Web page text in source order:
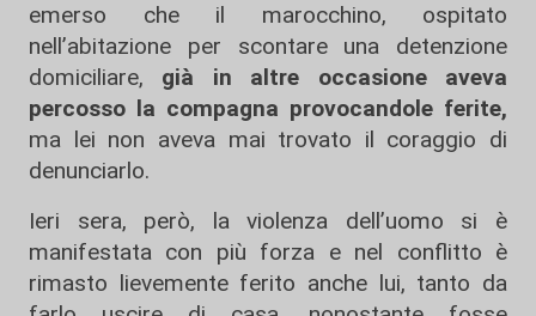
emerso che il marocchino, ospitato
nell’abitazione per scontare una detenzione
domiciliare, già in altre occasione aveva
percosso la compagna provocandole ferite,
ma lei non aveva mai trovato il coraggio di
denunciarlo.
Ieri sera, però, la violenza dell’uomo si è
manifestata con più forza e nel conflitto è
rimasto lievemente ferito anche lui, tanto da